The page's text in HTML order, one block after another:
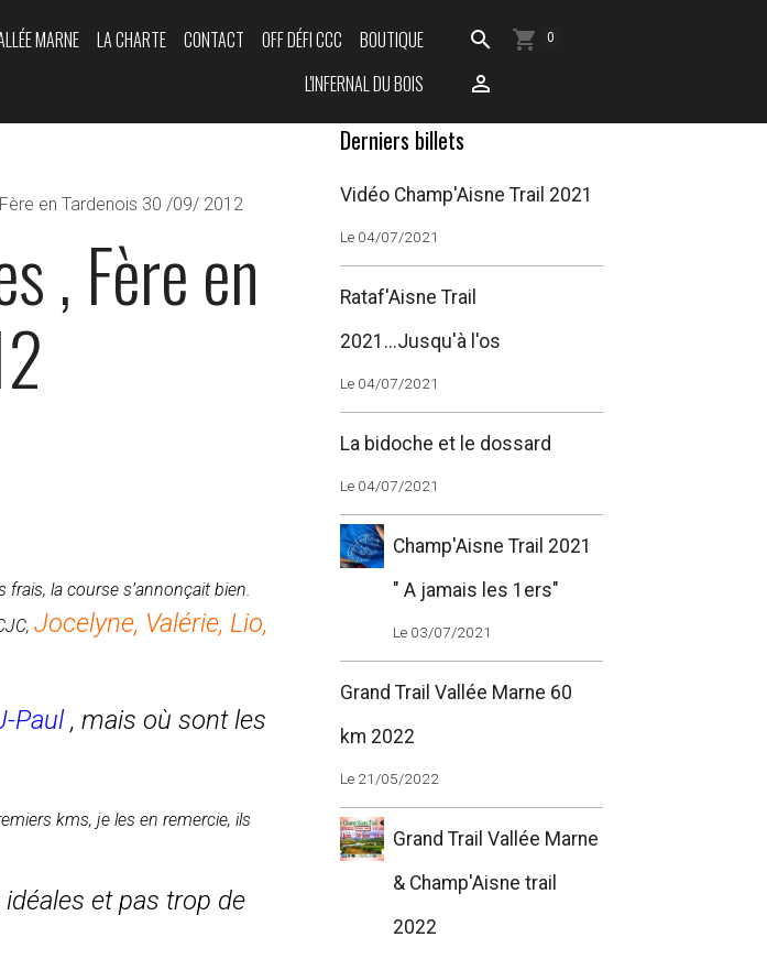
MARNE LA CHARTE CONTACT OFF DÉFI CCC
BOUTIQUE
L'INFERNAL DU BOIS
0
en Tardenois 30 /09/ 2012
, Fère en
la course s’annonçait bien.
Jocelyne, Valérie, Lio,
Paul, mais où sont les
kms, je les en remercie, ils
et pas trop de
Derniers billets
Vidéo Champ'Aisne Trail 2021
Le 04/07/2021
Rataf'Aisne Trail
2021...Jusqu'à l'os
Le 04/07/2021
La bidoche et le dossard
Le 04/07/2021
Champ'Aisne Trail 2021
" A jamais les 1ers"
Le 03/07/2021
Grand Trail Vallée Marne 60
km 2022
Le 21/05/2022
Grand Trail Vallée Marne
& Champ'Aisne trail
2022